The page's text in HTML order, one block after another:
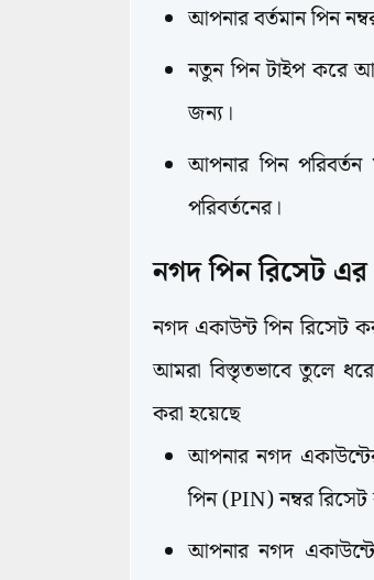
আপনার বর্তমান পিন
নতুন পিন টাইপ করে
জন্য।
আপনার পিন
পরিবর্তনের।
নগদ পিন রিসেট
নগদ একাউন্ট পিন রিসেট
আমরা বিস্তৃতভাবে তুলে
করা হয়েছে
আপনার নগদ
পিন (PIN) নম্বর
আপনার নগদ